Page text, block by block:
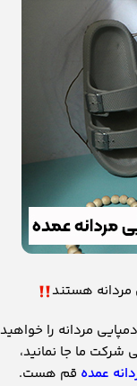
مردانه هستند
مردانه را خواهید
شرکت ما جا نمانید،
عمده قم هست.